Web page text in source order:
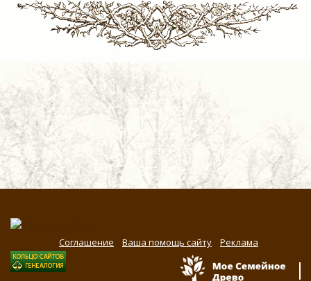
Соглашение Ваша помощь сайту Реклама